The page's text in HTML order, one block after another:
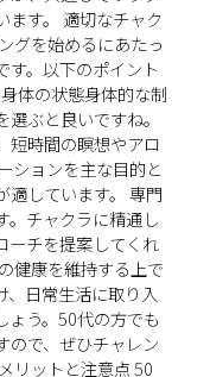
す。 適切なチャク
グを始めるにあたっ
す。以下のポイント
体の状態身体的な制
ぶと良いですね。
短時間の瞑想やアロ
ションを主な目的と
適しています。 専門
。チャクラに精通し
ーチを提案してくれ
健康を維持する上で
、日常生活に取り入
ょう。50代の方でも
ので、ぜひチャレン
リットと注意点 50